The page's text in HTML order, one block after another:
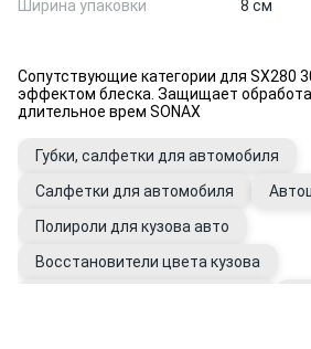
Ширина упаковки 8 см
Сопутствующие категории для SX280
эффектом блеска. Защищает
длительное врем SONAX
Губки, салфетки для автомобиля
Салфетки для автомобиля
Полироли для кузова авто
Восстановители цвета кузова